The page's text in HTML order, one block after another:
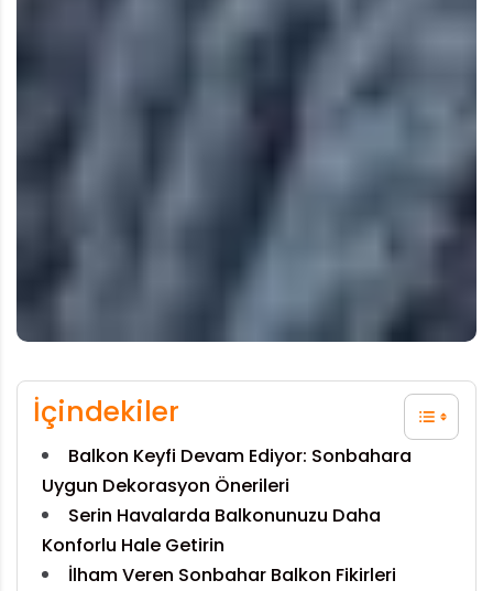
İçindekiler
Balkon Keyfi Devam Ediyor: Sonbahara
Uygun Dekorasyon Önerileri
Serin Havalarda Balkonunuzu Daha
Konforlu Hale Getirin
İlham Veren Sonbahar Balkon Fikirleri